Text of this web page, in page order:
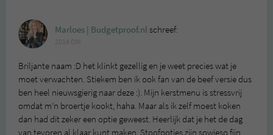
Marloes | Budgetproof.nl schreef:
Briljante naam :D het klinkt gezellig en je weet precies wat je
moet verwachten. Stiekem ben ik ook fan van de beef versie dus
ben heel nieuwsgierig naar deze :). Mijn kerstmenu is stressvrij
omdat m’n broertje kookt, haha. Maar als ik zelf moest koken
dan had dit zeker een optie geweest. Heerlijk dat je het de dag